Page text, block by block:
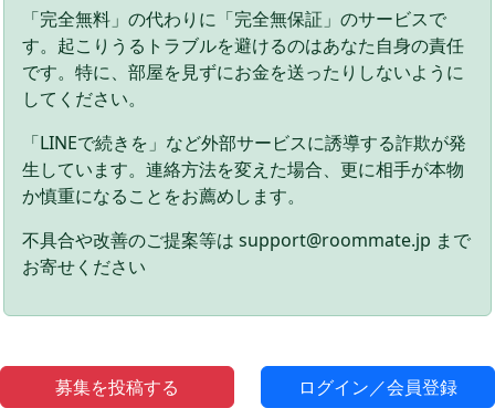
募集を投稿する ログイン／会員登録
「完全無料」の代わりに「完全無保証」のサービスで
す。起こりうるトラブルを避けるのはあなた自身の責任
です。特に、部屋を見ずにお金を送ったりしないように
してください。
「LINEで続きを」など外部サービスに誘導する詐欺が発
生しています。連絡方法を変えた場合、更に相手が本物
か慎重になることをお薦めします。
不具合や改善のご提案等は support@roommate.jp まで
お寄せください